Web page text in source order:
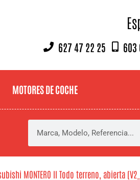
627 47 22 25 603
MOTORES DE COCHE
MONTERO II Todo terreno, abierta